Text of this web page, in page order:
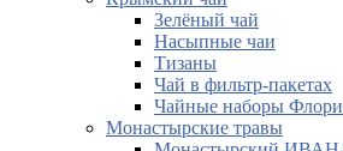
Зелёный чай
Насыпные чаи
Тизаны
Чай в фильтр-пакетах
Чайные наборы
Монастырские травы